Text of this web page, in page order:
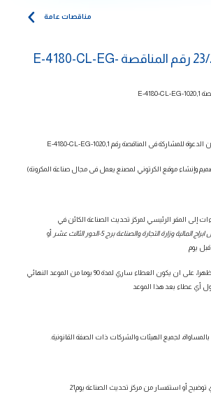
مناقصات عامة
إعلان رقم 23/2025 رقم المناقصة E-4180-CL-EG-
E-4180-CL-EG-1020,1
الدعوة للمشاركة فى المناقصة رقم E-4180-CL-EG-1020,1
وإنشاء موقع الكرتوني لمصنع يعمل فى مجال صناعة المكرونة)
إلى المقر الرئيسي لمركز تحديث الصناعة الكائن في
وزارة التجارة والصناعة برج 5-الدور الثالث عشر
أو
قبل يوم
على ان يكون العطاء ساري لمدة 90 يوما من الموعد النهائي
أي عطاء بعد هذا الموعد
بالمساواة، لجميع الهيئات والشركات ذات الصفة القانونية.
توضيح أو استفسار من مركز تحديث الصناعة
يوم21